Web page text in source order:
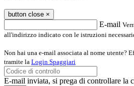
button close ×
E-mail
all'indirizzo indicato con le istruzioni
Non hai una e-mail associata al nome utente?
tramite la Login Spaggiari
E-mail inviata, si prega di controllare la